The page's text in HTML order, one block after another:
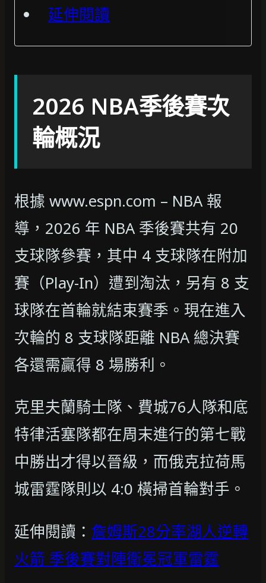
延伸閱讀
2026 NBA季後賽次
輪概況
根據 www.espn.com – NBA 報
導，2026 年 NBA 季後賽共有 20
支球隊參賽，其中 4 支球隊在附加
賽（Play-In）遭到淘汰，另有 8 支
球隊在首輪就結束賽季。現在進入
次輪的 8 支球隊距離 NBA 總決賽
各還需贏得 8 場勝利。
克里夫蘭騎士隊、費城76人隊和底
特律活塞隊都在周末進行的第七戰
中勝出才得以晉級，而俄克拉荷馬
城雷霆隊則以 4:0 橫掃首輪對手。
延伸閱讀： 詹姆斯28分率湖人逆轉
火箭 季後賽對陣衛冕冠軍雷霆